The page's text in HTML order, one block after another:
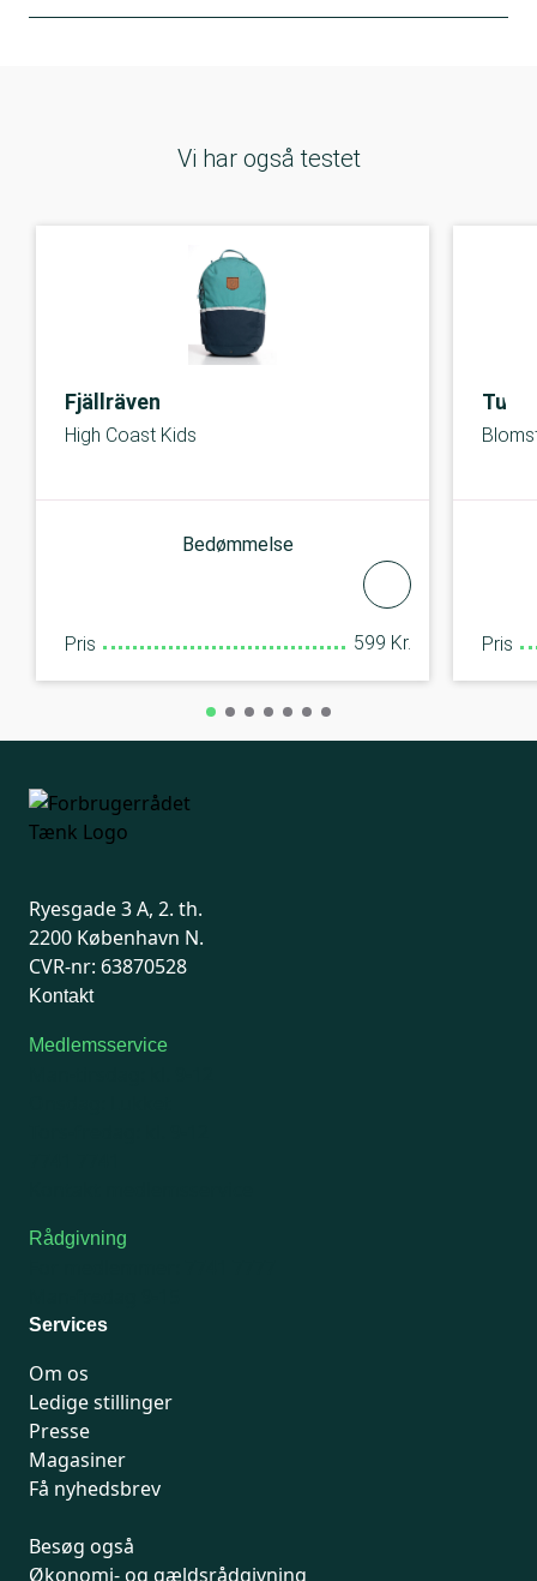
Vi har også testet
Fjällräven
High Coast Kids
Bedømmelse
Pris 599 Kr. Pris
Ryesgade 3 A, 2. th.
2200 København N.
CVR-nr: 63870528
Kontakt
Medlemsservice
Rådgivning
Services
Om os
Ledige stillinger
Presse
Magasiner
Få nyhedsbrev
Besøg også
Økonomi- og gældsrådgivning